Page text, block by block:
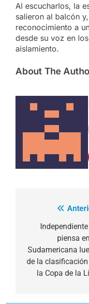
Al escucharlos, la
salieron al balcón
reconocimiento a
desde su voz en
aislamiento.
About The
Navegación
entradas
piensa
Sudamericana
de la clasificación
la Copa de la